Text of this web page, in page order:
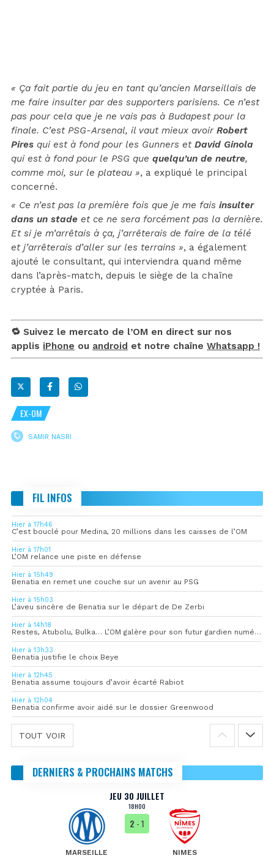
« Ça fait partie du jeu en tant qu’ancien Marseillais de
me faire insulter par des supporters parisiens. Ce n’est
pas pour cela que je ne vais pas à Budapest pour la
finale. C’est PSG-Arsenal, il vaut mieux avoir Robert
Pires qui est à fond pour les Gunners et David Ginola
qui est à fond pour le PSG que quelqu’un de neutre,
comme moi, sur le plateau », a expliqué le principal
concerné.
« Ce n’est pas la première fois que je me fais insulter
dans un stade et ce ne sera forcément pas la dernière.
Et si je m’arrêtais à ça, j’arrêterais de faire de la télé
et j’arrêterais d’aller sur les terrains », a également
ajouté le consultant, qui interviendra quand même
dans l’après-match, depuis le siège de la chaîne
cryptée à Paris.
🔁 Suivez le mercato de l’OM en direct sur nos
applis iPhone ou android et notre chaîne Whatsapp !
EX-OM
SAMIR NASRI
FIL INFOS
Hier à 17h46
C’est bouclé pour Medina, 20 millions dans les caisses de l’OM
Hier à 17h01
L’OM relance une piste en défense
Hier à 15h49
Benatia en remet une couche sur un avenir au PSG
Hier à 15h03
L’aveu sincère de Benatia sur le départ de De Zerbi
Hier à 14h18
Restes, Atubolu, Bulka… L’OM galère pour son futur gardien numéro 1
Hier à 13h33
Benatia justifie le choix Beye
Hier à 12h45
Benatia assume toujours d’avoir écarté Rabiot
Hier à 12h04
Benatia confirme avoir aidé sur le dossier Greenwood
TOUT VOIR
DERNIERS & PROCHAINS MATCHS
JEU 30 JUILLET
18H00
MARSEILLE
2 - 1
NIMES